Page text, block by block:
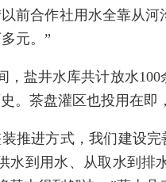
前合作社用水全靠从
元。”
，盐井水库共计放水
。茶盘灌区也投用在即
推进方式，我们建设
水到用水、从取水到排